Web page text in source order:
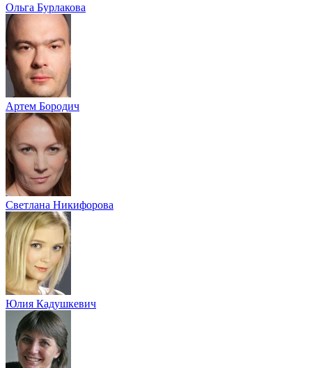
Ольга Бурлакова
Артем Бородич
Светлана Никифорова
Юлия Кадушкевич